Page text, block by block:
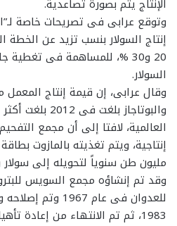
وتوقع عرابى فى تصريحات خاصة
إنتاج السولار بنسب تزيد عن الخطة
20 و30 %، للمساهمة فى
السولار.
وقال عرابى، إن قيمة إنتاج المعمل
والبوتاجاز بلغت
مليون طن سنوياً لتحويله إلى
للعدوان فى عام
1983، ثم تم الانتهاء من إعادة تأهيله وتشغيله مرة أخرى.